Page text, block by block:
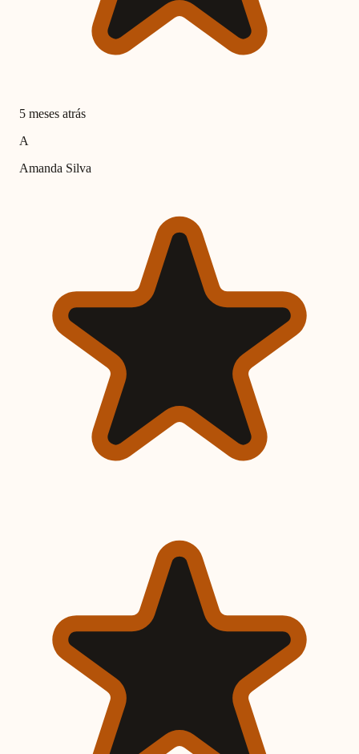
5 meses atrás
A
Amanda Silva